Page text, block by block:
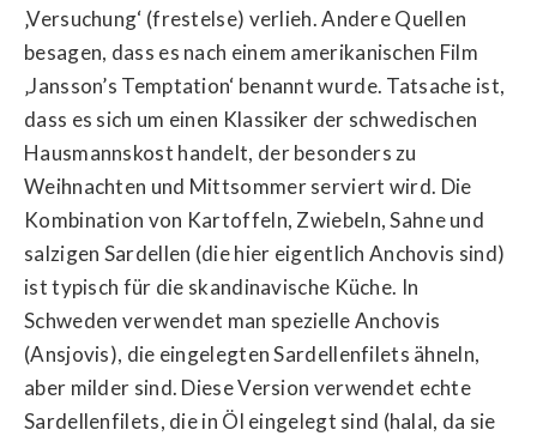
‚Versuchung‘ (frestelse) verlieh. Andere Quellen
besagen, dass es nach einem amerikanischen Film
‚Jansson’s Temptation‘ benannt wurde. Tatsache ist,
dass es sich um einen Klassiker der schwedischen
Hausmannskost handelt, der besonders zu
Weihnachten und Mittsommer serviert wird. Die
Kombination von Kartoffeln, Zwiebeln, Sahne und
salzigen Sardellen (die hier eigentlich Anchovis sind)
ist typisch für die skandinavische Küche. In
Schweden verwendet man spezielle Anchovis
(Ansjovis), die eingelegten Sardellenfilets ähneln,
aber milder sind. Diese Version verwendet echte
Sardellenfilets, die in Öl eingelegt sind (halal, da sie